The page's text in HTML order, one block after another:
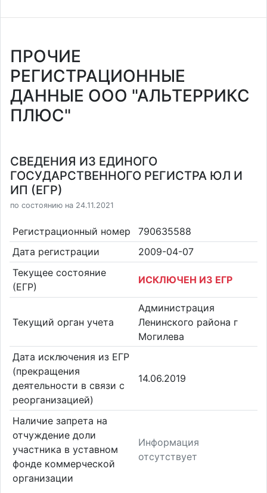
ПРОЧИЕ
РЕГИСТРАЦИОННЫЕ
ДАННЫЕ ООО "АЛЬТЕРРИКС
ПЛЮС"
СВЕДЕНИЯ ИЗ ЕДИНОГО
ГОСУДАРСТВЕННОГО РЕГИСТРА ЮЛ И
ИП (ЕГР)
по состоянию на 24.11.2021
Регистрационный номер
790635588
Дата регистрации
2009-04-07
Текущее состояние
(ЕГР)
ИСКЛЮЧЕН ИЗ ЕГР
Текущий орган учета
Администрация
Ленинского района г
Могилева
Дата исключения из ЕГР
(прекращения
деятельности в связи с
реорганизацией)
14.06.2019
Наличие запрета на
отчуждение доли
участника в уставном
фонде коммерческой
организации
Информация
отсутствует